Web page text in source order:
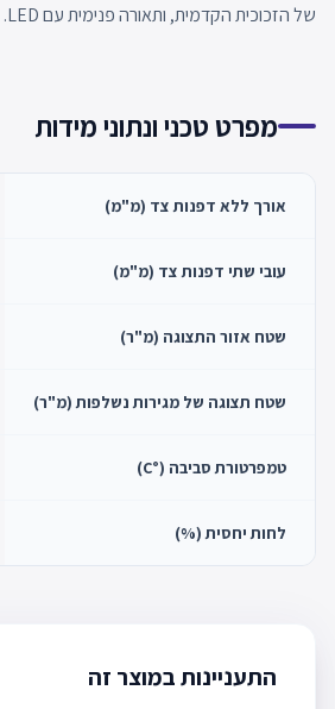
של הזכוכית הקדמית, ותאורה פנימית עם LED.
מפרט טכני ונתוני מידות
אורך ללא דפנות צד (מ"מ)
עובי שתי דפנות צד (מ"מ)
שטח אזור התצוגה (מ"ר)
שטח תצוגה של מגירות נשלפות (מ"ר)
טמפרטורת סביבה (°C)
לחות יחסית (%)
התעניינות במוצר זה